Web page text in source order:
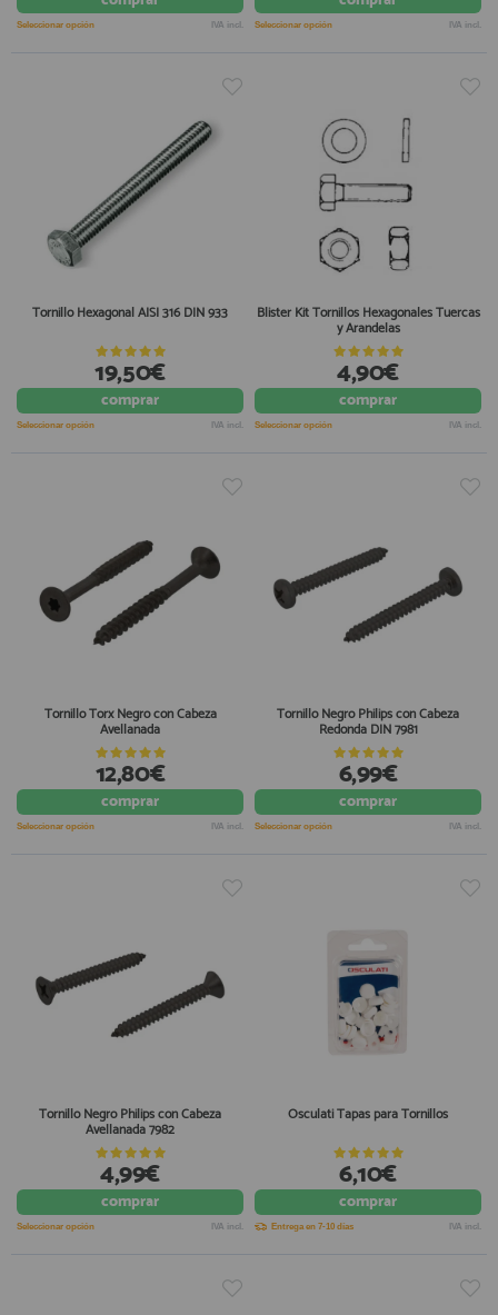
Seleccionar opción IVA incl. Seleccionar opción IVA incl.
Tornillo Hexagonal AISI 316 DIN 933
19,50€
comprar
Seleccionar opción IVA incl.
Blister Kit Tornillos Hexagonales Tuercas
y Arandelas
4,90€
comprar
Seleccionar opción IVA incl.
Tornillo Torx Negro con Cabeza
Avellanada
12,80€
comprar
Seleccionar opción IVA incl.
Tornillo Negro Philips con Cabeza
Redonda DIN 7981
6,99€
comprar
Seleccionar opción IVA incl.
Tornillo Negro Philips con Cabeza
Avellanada 7982
4,99€
comprar
Seleccionar opción IVA incl.
Osculati Tapas para Tornillos
6,10€
comprar
Entrega en 7-10 días IVA incl.